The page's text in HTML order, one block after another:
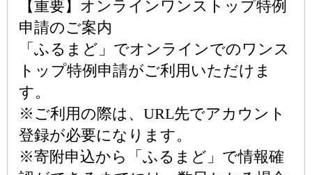
【重要】オンラインワンストップ特例
申請のご案内
「ふるまど」でオンラインでのワンス
トップ特例申請がご利用いただけま
す。
※ご利用の際は、URL先でアカウント
登録が必要になります。
※寄附申込から「ふるまど」で情報確